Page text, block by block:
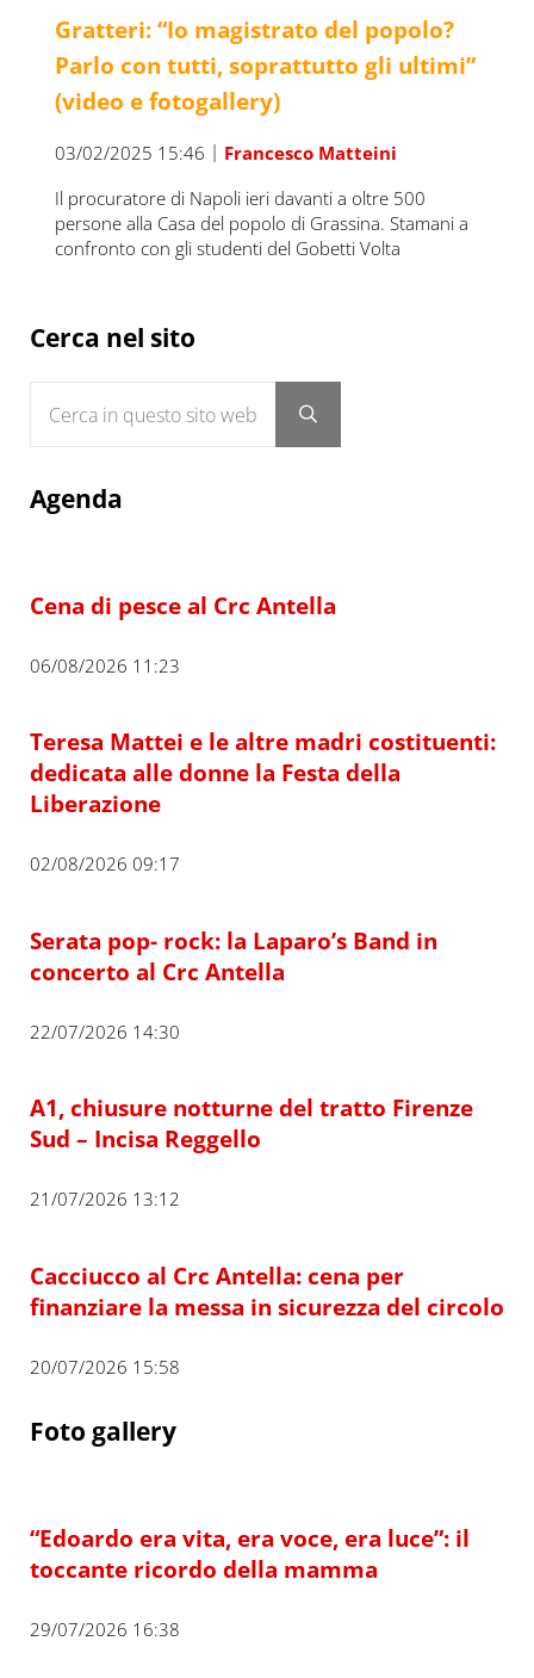
Gratteri: “Io magistrato del popolo?
Parlo con tutti, soprattutto gli ultimi”
(video e fotogallery)
03/02/2025 15:46 | Francesco Matteini
Il procuratore di Napoli ieri davanti a oltre 500
persone alla Casa del popolo di Grassina. Stamani a
confronto con gli studenti del Gobetti Volta
Sidebar
Cerca nel sito
Submit search
Agenda
Cena di pesce al Crc Antella
06/08/2026 11:23
Teresa Mattei e le altre madri costituenti:
dedicata alle donne la Festa della
Liberazione
02/08/2026 09:17
Serata pop- rock: la Laparo’s Band in
concerto al Crc Antella
22/07/2026 14:30
A1, chiusure notturne del tratto Firenze
Sud – Incisa Reggello
21/07/2026 13:12
Cacciucco al Crc Antella: cena per
finanziare la messa in sicurezza del circolo
20/07/2026 15:58
Foto gallery
“Edoardo era vita, era voce, era luce”: il
toccante ricordo della mamma
29/07/2026 16:38